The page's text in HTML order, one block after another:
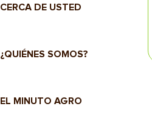
CERCA DE USTED
¿QUIÉNES SOMOS?
EL MINUTO AGRO